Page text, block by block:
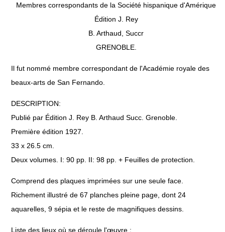
Membres correspondants de la Société hispanique d'Amérique
Édition J. Rey
B. Arthaud, Succr
GRENOBLE.
Il fut nommé membre correspondant de l'Académie royale des
beaux-arts de San Fernando.
DESCRIPTION:
Publié par Édition J. Rey B. Arthaud Succ. Grenoble.
Première édition 1927.
33 x 26.5 cm.
Deux volumes. I: 90 pp. II: 98 pp. + Feuilles de protection.
Comprend des plaques imprimées sur une seule face.
Richement illustré de 67 planches pleine page, dont 24
aquarelles, 9 sépia et le reste de magnifiques dessins.
Liste des lieux où se déroule l'œuvre :